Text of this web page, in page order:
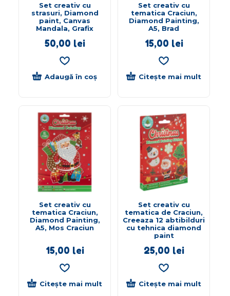
Set creativ cu
strasuri, Diamond
paint, Canvas
Mandala, Grafix
50,00 lei
Adaugă în coș
Set creativ cu
tematica Craciun,
Diamond Painting,
A5, Brad
15,00 lei
Citește mai mult
Set creativ cu
tematica Craciun,
Diamond Painting,
A5, Mos Craciun
15,00 lei
Citește mai mult
Set creativ cu
tematica de Craciun,
Creeaza 12 abtibilduri
cu tehnica diamond
paint
25,00 lei
Citește mai mult